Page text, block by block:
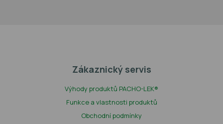
Zákaznický servis
Výhody produktů PACHO-LEK®
Funkce a vlastnosti produktů
Obchodní podmínky